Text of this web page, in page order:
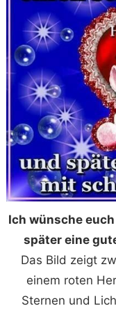
Ich wünsche
später eine
Das Bild zeigt
einem roten
Sternen und